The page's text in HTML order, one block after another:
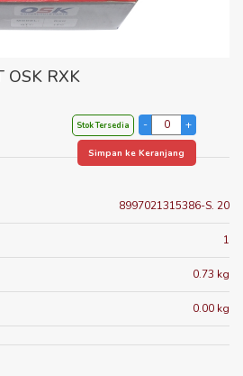
OSK RXK
Stok Tersedia
Simpan ke Keranjang
8997021315386-S. 20
1
0.73 kg
0.00 kg